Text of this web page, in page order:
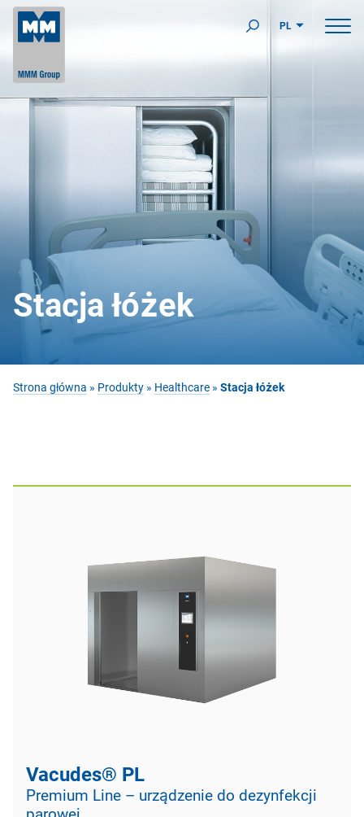
PL
Stacja łóżek
Strona główna » Produkty » Healthcare » Stacja łóżek
Vacudes® PL
Premium Line – urządzenie do dezynfekcji